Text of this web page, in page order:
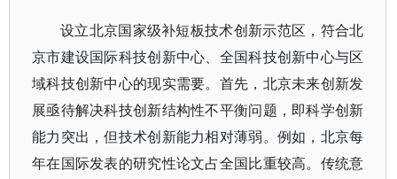
设立北京国家级补短板技术创新示范区，符合北
京市建设国际科技创新中心、全国科技创新中心与区
域科技创新中心的现实需要。首先，北京未来创新发
展亟待解决科技创新结构性不平衡问题，即科学创新
能力突出，但技术创新能力相对薄弱。例如，北京每
年在国际发表的研究性论文占全国比重较高。传统意